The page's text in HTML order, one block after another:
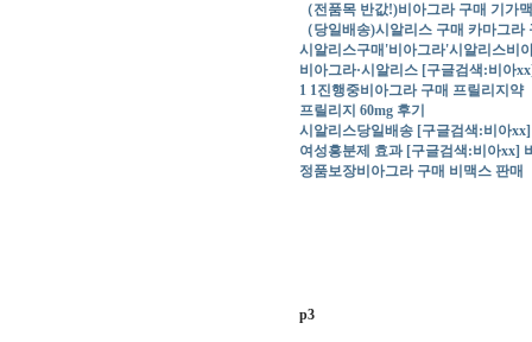
（전품목 반값!)비아그라 구매 기가
（당일배송)시알리스 구매 카마그라
시알리스구매'비아그라'시알리스비
비아그라·시알리스 [구글검색:비아
1 1진행중비아그라 구매 프릴리지약
프릴리지 60mg 후기
시알리스당일배송 [구글검색:비아
여성흥분제 효과 [구글검색:비아xx]
정품보장비아그라 구매 비맥스 판매
p3